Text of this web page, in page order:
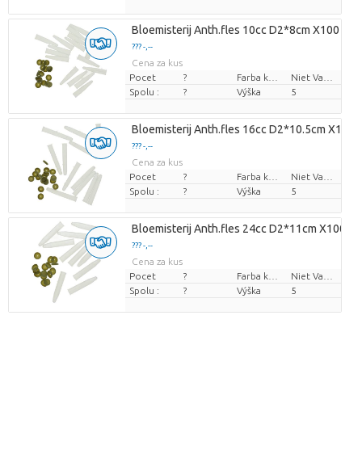
Bloemisterij Anth.fles 10cc D2*8cm X100
??? -,--
Cena za kus
Pocet
?
Spolu :
? Výška 5
Bloemisterij Anth.fles 16cc D2*10.5cm X100
??? -,--
Cena za kus
Pocet
?
Spolu :
? Výška 5
Bloemisterij Anth.fles 24cc D2*11cm X100
??? -,--
Cena za kus
Pocet
?
Spolu :
? Výška 5